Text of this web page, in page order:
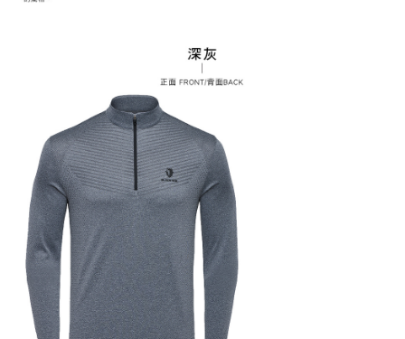
恩沛科技股份有限公司將有權停止該用戶之使用額度並採取法律行動。